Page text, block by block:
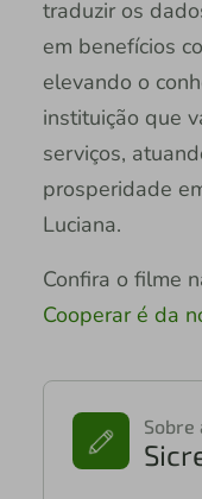
traduzir os
em benefícios
elevando o
instituição que
serviços,
prosperidade
Luciana.
Confira o filme
Cooperar é da
Sobre